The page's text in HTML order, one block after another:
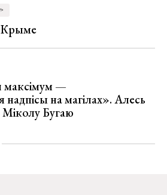
Крыме
максімум —
на магілах». Алесь
Міколу Бугаю